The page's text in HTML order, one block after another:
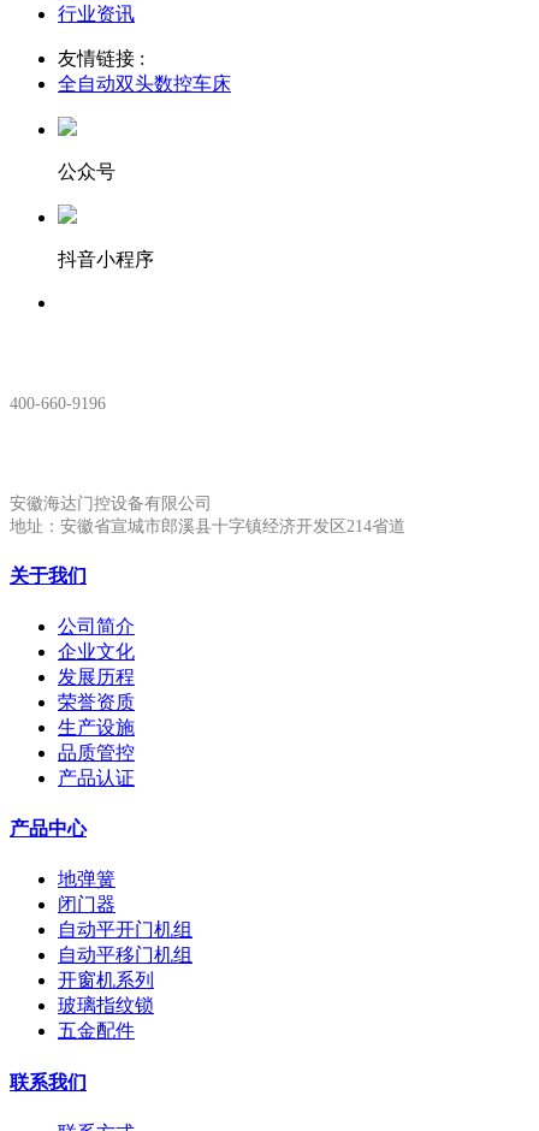
行业资讯
友情链接 :
全自动双头数控车床
公众号
抖音小程序
400-660-9196
安徽海达门控设备有限公司
地址：安徽省宣城市郎溪县十字镇经济开发区214省道
关于我们
公司简介
企业文化
发展历程
荣誉资质
生产设施
品质管控
产品认证
产品中心
地弹簧
闭门器
自动平开门机组
自动平移门机组
开窗机系列
玻璃指纹锁
五金配件
联系我们